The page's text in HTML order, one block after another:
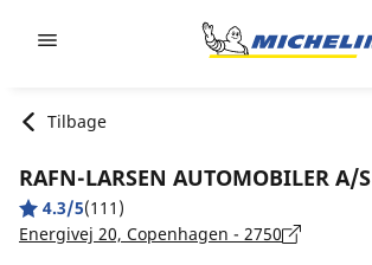
Tilbage
RAFN-LARSEN AUTOMOBILER A/S
4.3/5(111)
Energivej 20, Copenhagen - 2750